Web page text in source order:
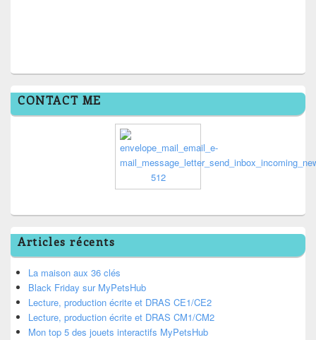
CONTACT ME
Articles récents
La maison aux 36 clés
Black Friday sur MyPetsHub
Lecture, production écrite et DRAS CE1/CE2
Lecture, production écrite et DRAS CM1/CM2
Mon top 5 des jouets interactifs MyPetsHub